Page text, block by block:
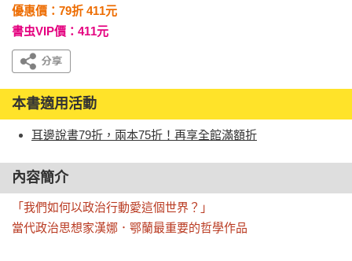
優惠價：79折 411元
書虫VIP價：411元
本書適用活動
耳邊說書79折，兩本75折！再享全館滿額折
內容簡介
「我們如何以政治行動愛這個世界？」
當代政治思想家漢娜．鄂蘭最重要的哲學作品